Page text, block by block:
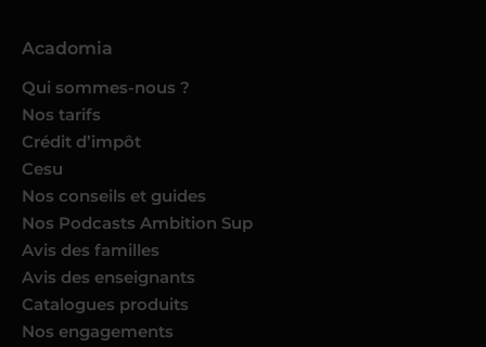
Acadomia
Qui sommes-nous ?
Nos tarifs
Crédit d’impôt
Cesu
Nos conseils et guides
Nos Podcasts Ambition Sup
Avis des familles
Avis des enseignants
Catalogues produits
Nos engagements